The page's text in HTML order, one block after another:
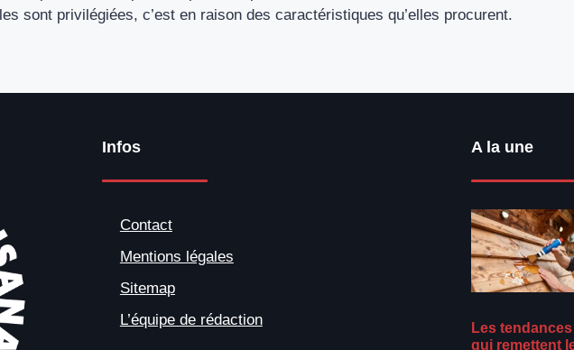
sont privilégiées, c’est en raison des caractéristiques qu’elles procurent.
Infos
Contact
Mentions légales
Sitemap
L’équipe de rédaction
A la une
Les
qui remettent